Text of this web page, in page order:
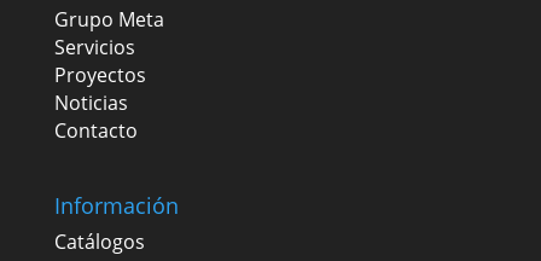
Grupo Meta
Servicios
Proyectos
Noticias
Contacto
Información
Catálogos